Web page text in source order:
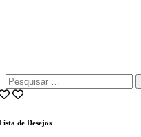
Pesquisar
por:
de Desejos